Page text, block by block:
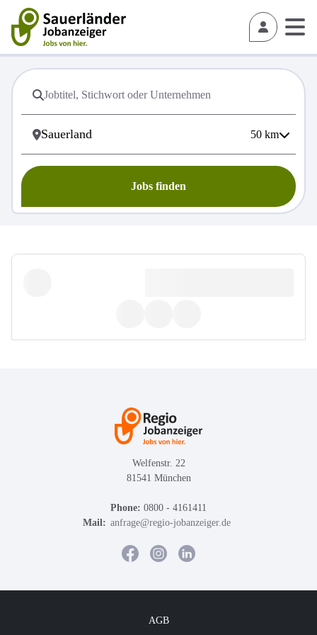
50 km
Jobs finden
Welfenstr. 22
81541 München
Phone: 0800 - 4161411
Mail: anfrage@regio-jobanzeiger.de
AGB